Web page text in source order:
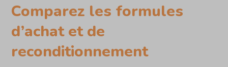
Comparez les formules
d’achat et de
reconditionnement